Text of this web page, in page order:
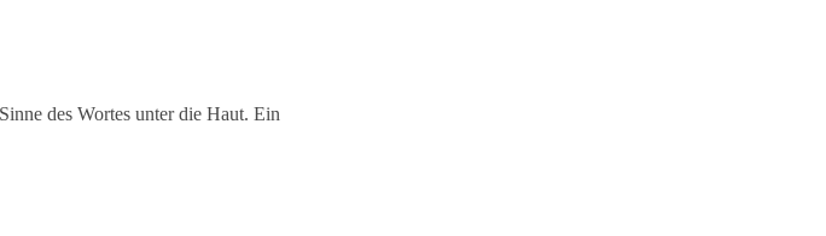
des Wortes unter die Haut. Ein